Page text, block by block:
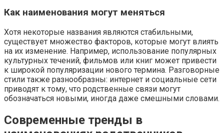
Как наименования могут меняться
Хотя некоторые названия являются стабильными,
существует множество факторов, которые могут влиять
на их изменение. Например, использование популярных
культурных течений, фильмов или книг может привести
к широкой популяризации нового термина. Разговорные
стили также разнообразны: интернет и социальные сети
приводят к тому, что родственные связи могут
обозначаться новыми, иногда даже смешными словами.
Современные тренды в